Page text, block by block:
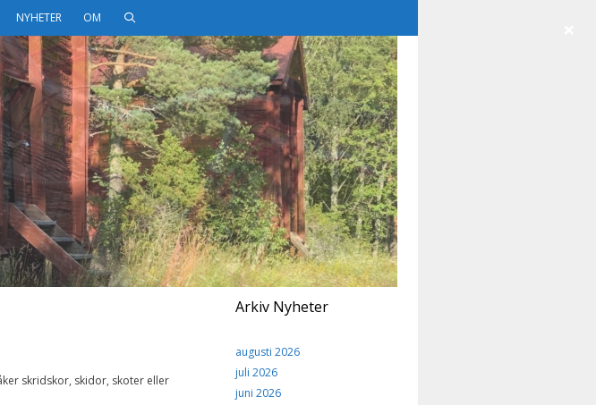
NYHETER OM
skridskor, skidor, skoter eller
Arkiv Nyheter
augusti 2026
juli 2026
juni 2026